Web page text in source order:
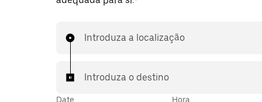
Introduza a localização
Introduza o destino
Date Hora